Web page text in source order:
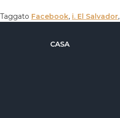
Taggato Facebook, i. El Salvador,
CASA